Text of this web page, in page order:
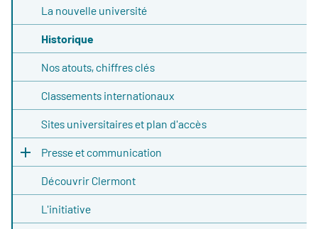
La nouvelle université
Historique
Nos atouts, chiffres clés
Classements internationaux
Sites universitaires et plan d'accès
Presse et communication
Découvrir Clermont
L'initiative